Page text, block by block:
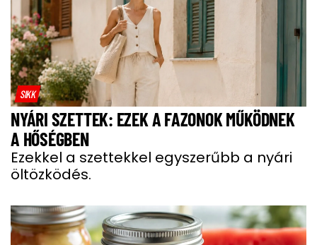
SIKK
NYÁRI SZETTEK: EZEK A FAZONOK MŰKÖDNEK
A HŐSÉGBEN
Ezekkel a szettekkel egyszerűbb a nyári
öltözködés.